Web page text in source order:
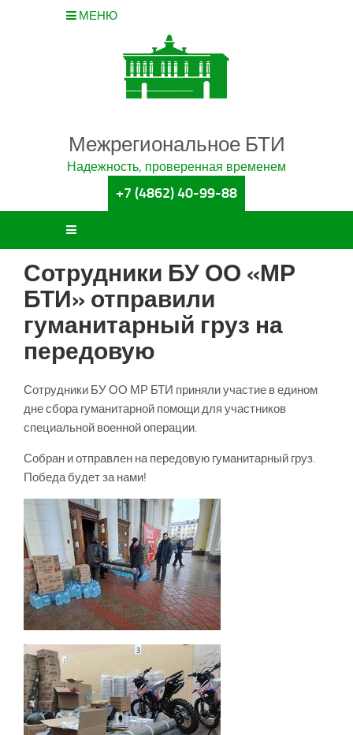
МЕНЮ
Межрегиональное БТИ
Надежность, проверенная временем
+7 (4862) 40-99-88
Сотрудники БУ ОО «МР
БТИ» отправили
гуманитарный груз на
передовую
Сотрудники БУ ОО МР БТИ приняли участие в едином
дне сбора гуманитарной помощи для участников
специальной военной операции.
Собран и отправлен на передовую гуманитарный груз.
Победа будет за нами!